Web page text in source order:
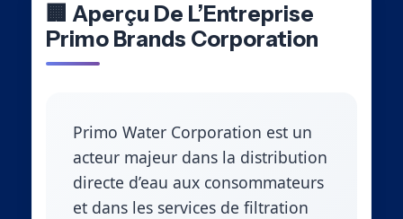
🏢 Aperçu De L’Entreprise
Primo Brands Corporation
Primo Water Corporation est un
acteur majeur dans la distribution
directe d’eau aux consommateurs
et dans les services de filtration